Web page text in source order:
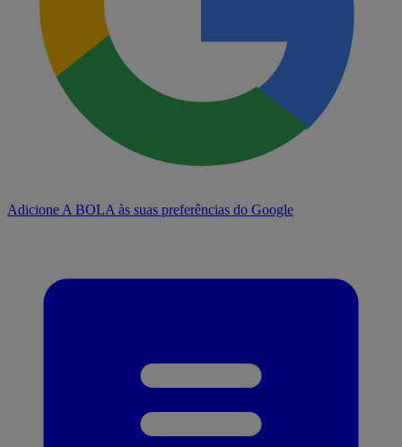
Adicione A BOLA às suas preferências do Google